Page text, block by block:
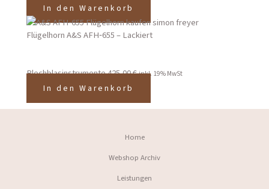
In den Warenkorb
Flügelhorn A&S AFH‑655 – Lackiert
Blechblasinstrumente425,00€inkl. 19% MwSt
In den Warenkorb
Home
Webshop Archiv
Leistungen